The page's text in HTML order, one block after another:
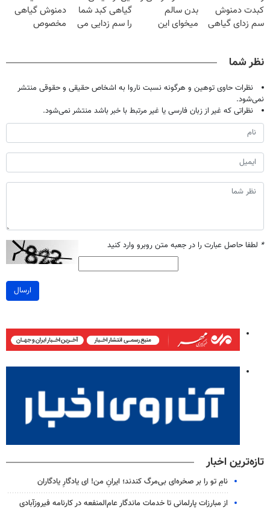
کبدت دمنوش
سم زدای گیاهی
تخفیف)
بدن سالم
میخوای این
گیاهی کبد شما
را سم زدایی می
دمنوش گیاهی
مخصوص
نظر شما
نظرات حاوی توهین و هرگونه نسبت ناروا به اشخاص حقیقی و حقوقی منتشر
نمی‌شود.
نظراتی که غیر از زبان فارسی یا غیر مرتبط با خبر باشد منتشر نمی‌شود.
* لطفا حاصل عبارت را در جعبه متن روبرو وارد کنید
ارسال
تازه‌ترین اخبار
نامِ تو را بر صخره‌ای بی‌مرگ کندند؛ ایرانِ من! ای یادگارِ یادگاران
از مبارزات پارلمانی تا خدمات ماندگار عام‌المنفعه در کارنامه فیروزآبادی